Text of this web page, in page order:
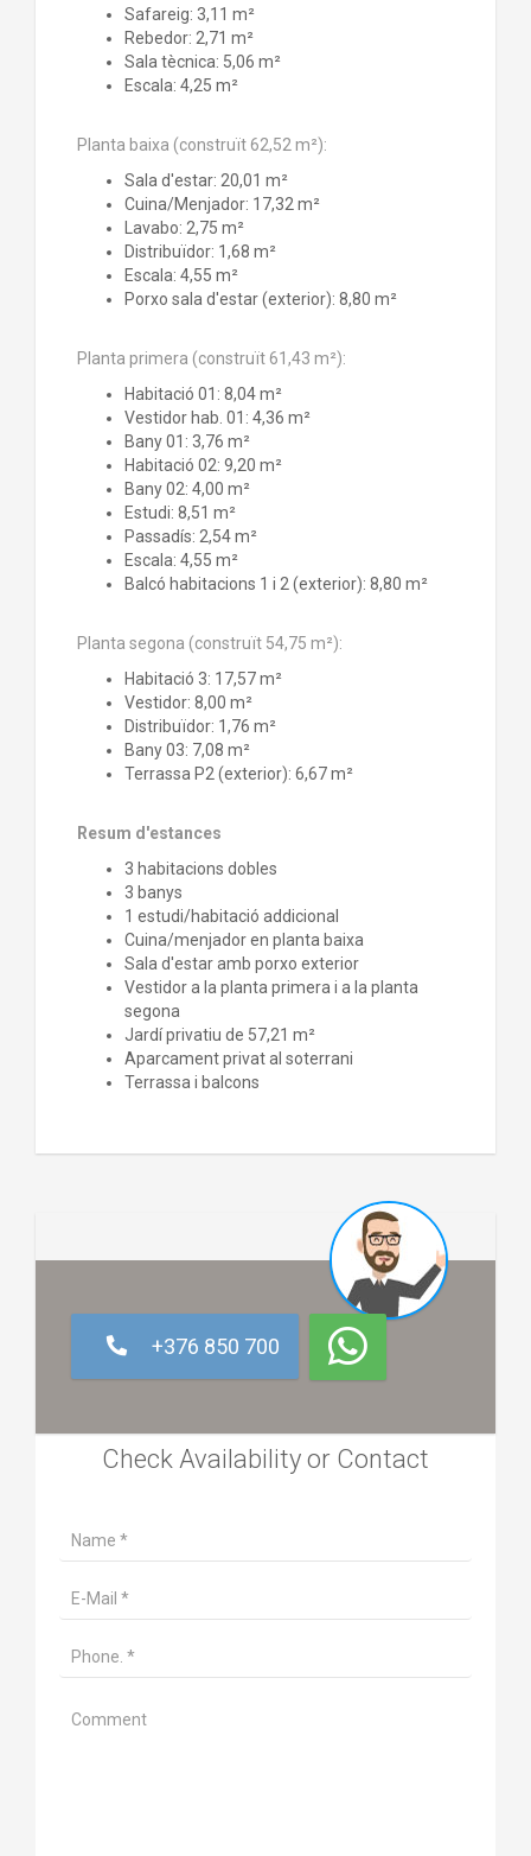
Safareig: 3,11 m²
Rebedor: 2,71 m²
Sala tècnica: 5,06 m²
Escala: 4,25 m²
Planta baixa (construït 62,52 m²):
Sala d'estar: 20,01 m²
Cuina/Menjador: 17,32 m²
Lavabo: 2,75 m²
Distribuïdor: 1,68 m²
Escala: 4,55 m²
Porxo sala d'estar (exterior): 8,80 m²
Planta primera (construït 61,43 m²):
Habitació 01: 8,04 m²
Vestidor hab. 01: 4,36 m²
Bany 01: 3,76 m²
Habitació 02: 9,20 m²
Bany 02: 4,00 m²
Estudi: 8,51 m²
Passadís: 2,54 m²
Escala: 4,55 m²
Balcó habitacions 1 i 2 (exterior): 8,80 m²
Planta segona (construït 54,75 m²):
Habitació 3: 17,57 m²
Vestidor: 8,00 m²
Distribuïdor: 1,76 m²
Bany 03: 7,08 m²
Terrassa P2 (exterior): 6,67 m²
Resum d'estances
3 habitacions dobles
3 banys
1 estudi/habitació addicional
Cuina/menjador en planta baixa
Sala d'estar amb porxo exterior
Vestidor a la planta primera i a la planta
segona
Jardí privatiu de 57,21 m²
Aparcament privat al soterrani
Terrassa i balcons
+376 850 700
Check Availability or Contact